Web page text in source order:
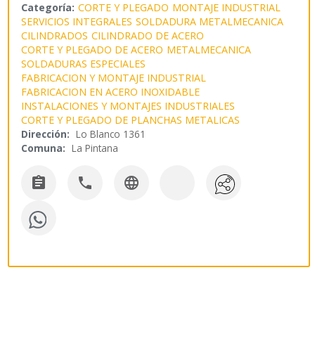
Categoría: CORTE Y PLEGADO MONTAJE INDUSTRIAL
SERVICIOS INTEGRALES SOLDADURA METALMECANICA
CILINDRADOS CILINDRADO DE ACERO
CORTE Y PLEGADO DE ACERO METALMECANICA
SOLDADURAS ESPECIALES
FABRICACION Y MONTAJE INDUSTRIAL
FABRICACION EN ACERO INOXIDABLE
INSTALACIONES Y MONTAJES INDUSTRIALES
CORTE Y PLEGADO DE PLANCHAS METALICAS
Dirección: Lo Blanco 1361
Comuna: La Pintana
  